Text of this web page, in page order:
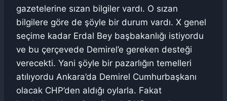
gazetelerine sızan bilgiler vardı. O sızan
bilgilere göre de şöyle bir durum vardı. X genel
seçime kadar Erdal Bey başbakanlığı istiyordu
ve bu çerçevede Demirel’e gereken desteği
verecekti. Yani şöyle bir pazarlığın temelleri
atılıyordu Ankara’da Demirel Cumhurbaşkanı
olacak CHP’den aldığı oylarla. Fakat